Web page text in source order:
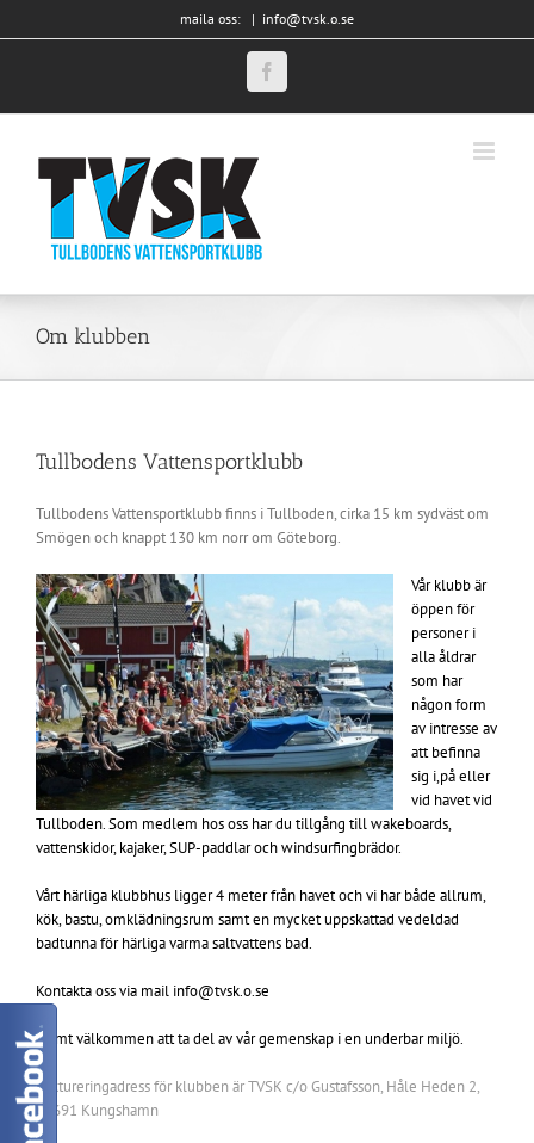
till
maila oss: | info@tvsk.o.se
Facebook
Om klubben
Tullbodens Vattensportklubb
Tullbodens Vattensportklubb finns i Tullboden, cirka 15 km sydväst om
Smögen och knappt 130 km norr om Göteborg.
Vår klubb är
öppen för
personer i
alla åldrar
som har
någon form
av intresse av
att befinna
sig i,på eller
vid havet vid
Tullboden. Som medlem hos oss har du tillgång till wakeboards,
vattenskidor, kajaker, SUP-paddlar och windsurfingbrädor.
Vårt härliga klubbhus ligger 4 meter från havet och vi har både allrum,
kök, bastu, omklädningsrum samt en mycket uppskattad vedeldad
badtunna för härliga varma saltvattens bad.
Kontakta oss via mail info@tvsk.o.se
Varmt välkommen att ta del av vår gemenskap i en underbar miljö.
Faktureringadress för klubben är TVSK c/o Gustafsson, Håle Heden 2,
45691 Kungshamn